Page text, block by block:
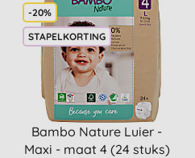
-20%
STAPELKORTING
Bambo Nature Luier -
Maxi - maat 4 (24 stuks)